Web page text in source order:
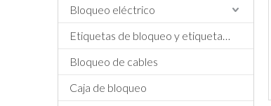
Bloqueo eléctrico
Etiquetas de bloqueo y etiquetado, etiquetas y letreros
Bloqueo de cables
Caja de bloqueo